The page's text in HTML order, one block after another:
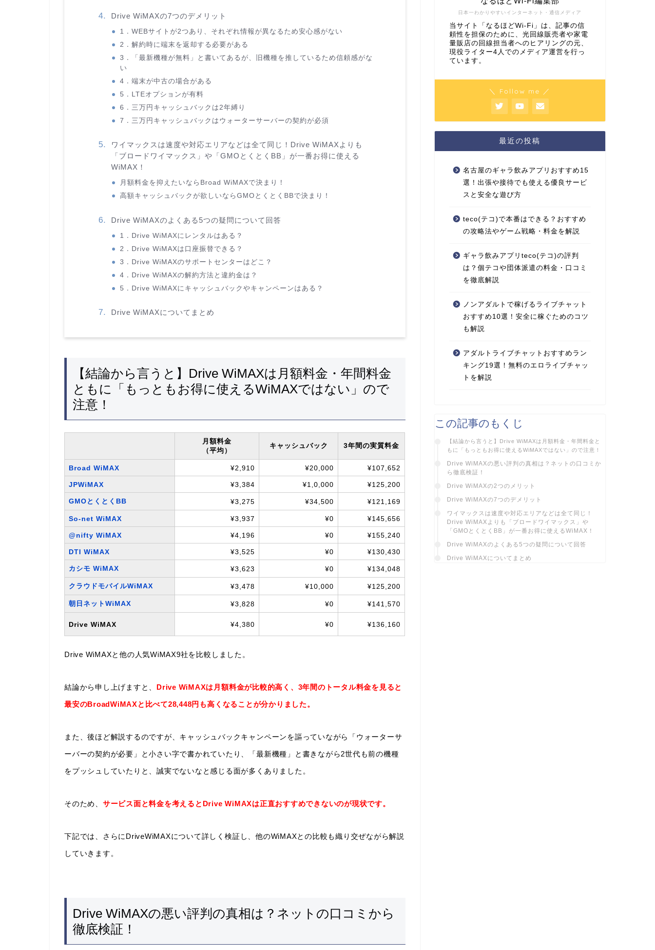
Drive WiMAXの7つのデメリット
1．WEBサイトが2つあり、それぞれ情報が異なるため安心感がない
2．解約時に端末を返却する必要がある
3．「最新機種が無料」と書いてあるが、旧機種を推しているため信頼感がな
い
4．端末が中古の場合がある
5．LTEオプションが有料
6．三万円キャッシュバックは2年縛り
7．三万円キャッシュバックはウォーターサーバーの契約が必須
ワイマックスは速度や対応エリアなどは全て同じ！Drive WiMAXよりも
「ブロードワイマックス」や「GMOとくとくBB」が一番お得に使える
WiMAX！
月額料金を抑えたいならBroad WiMAXで決まり！
高額キャッシュバックが欲しいならGMOとくとくBBで決まり！
Drive WiMAXのよくある5つの疑問について回答
1．Drive WiMAXにレンタルはある？
2．Drive WiMAXは口座振替できる？
3．Drive WiMAXのサポートセンターはどこ？
4．Drive WiMAXの解約方法と違約金は？
5．Drive WiMAXにキャッシュバックやキャンペーンはある？
Drive WiMAXについてまとめ
【結論から言うと】Drive WiMAXは 月額料金・年間料金
ともに「もっともお得に使えるWiMAXではない」ので
注意！
月額料金
（平均）
キャッシュバック 3年間の実質料金
Broad WiMAX ¥2,910 ¥20,000 ¥107,652
JPWiMAX ¥3,384 ¥1,0,000 ¥125,200
GMOとくとくBB ¥3,275 ¥34,500 ¥121,169
So-net WiMAX ¥3,937 ¥0 ¥145,656
@nifty WiMAX ¥4,196 ¥0 ¥155,240
DTI WiMAX ¥3,525 ¥0 ¥130,430
カシモ WiMAX ¥3,623 ¥0 ¥134,048
クラウドモバイルWiMAX ¥3,478 ¥10,000 ¥125,200
朝日ネットWiMAX ¥3,828 ¥0 ¥141,570
Drive WiMAX ¥4,380 ¥0 ¥136,160
Drive WiMAXと他の人気WiMAX9社を比較しました。
結論から申し上げますと、 Drive WiMAXは月額料金が比較的高く、3年間のトータル料金を見ると
最安のBroadWiMAXと比べて28,448円も高くなることが分かりました。
また、後ほど解説するのですが、キャッシュバックキャンペーンを謳っていながら「ウォーターサ
ーバーの契約が必要」と小さい字で書かれていたり、「最新機種」と書きながら2世代も前の機種
をプッシュしていたりと、誠実でないなと感じる面が多くありました。
そのため、 サービス面と料金を考えるとDrive WiMAXは正直おすすめできないのが現状です。
下記では、さらにDriveWiMAXについて詳しく検証し、他のWiMAXとの比較も織り交ぜながら解説
していきます。
Drive WiMAXの悪い評判の真相は？ネットの口コミから
徹底検証！
日本一わかりやすいインターネット・通信メディア
当サイト「なるほどWi-Fi」は、記事の信
頼性を担保のために、光回線販売者や家電
量販店の回線担当者へのヒアリングの元、
現役ライター4人でのメディア運営を行っ
ています。
＼ Follow me ／
最近の投稿
名古屋のギャラ飲みアプリおすすめ15
選！出張や接待でも使える優良サービ
スと安全な遊び方
teco(テコ)で本番はできる？おすすめ
の攻略法やゲーム戦略・料金を解説
ギャラ飲みアプリteco(テコ)の評判
は？個テコや団体派遣の料金・口コミ
を徹底解説
ノンアダルトで稼げるライブチャット
おすすめ10選！安全に稼ぐためのコツ
も解説
アダルトライブチャットおすすめラン
キング19選！無料のエロライブチャッ
トを解説
この記事のもくじ
【結論から言うと】Drive WiMAXは 月額料金・年間料金と
もに「もっともお得に使えるWiMAXではない」ので注意！
Drive WiMAXの悪い評判の真相は？ネットの口コミか
ら徹底検証！
Drive WiMAXの2つのメリット
Drive WiMAXの7つのデメリット
ワイマックスは速度や対応エリアなどは全て同じ！
Drive WiMAXよりも「ブロードワイマックス」や
「GMOとくとくBB」が一番お得に使えるWiMAX！
Drive WiMAXのよくある5つの疑問について回答
Drive WiMAXについてまとめ